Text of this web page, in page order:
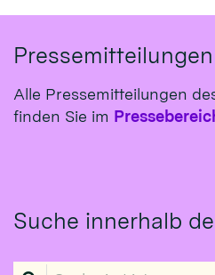
Pressemitteilungen
Alle Pressemitteilungen
finden Sie im
Suche innerhalb